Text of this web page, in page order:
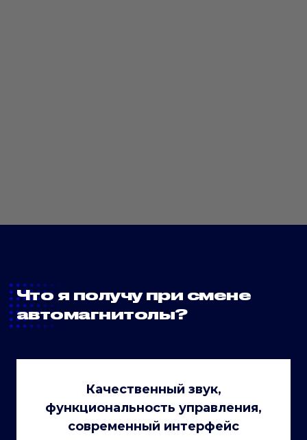
Что я получу при смене
автомагнитолы?
Качественный звук,
функциональность управления,
современный интерфейс